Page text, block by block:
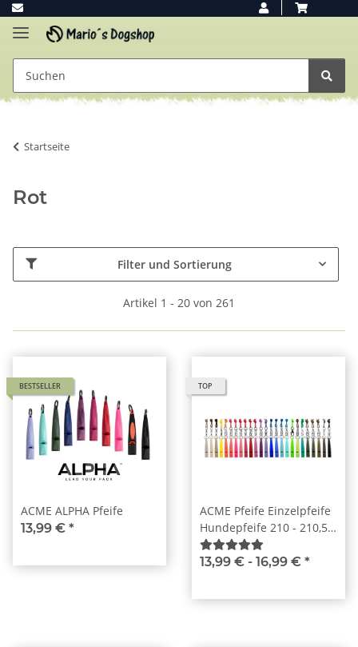
Startseite
Rot
Filter und Sortierung
Artikel 1 - 20 von 261
BESTSELLER
ACME ALPHA Pfeife
13,99 € *
TOP
ACME Pfeife Einzelpfeife
Hundepfeife 210 - 210,5 -
211,5 - 212
13,99 € - 16,99 € *